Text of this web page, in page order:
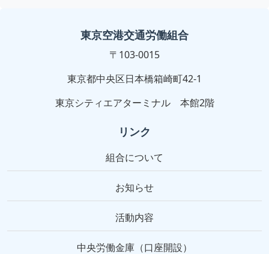
東京空港交通労働組合
〒103-0015
東京都中央区日本橋箱崎町42-1
東京シティエアターミナル 本館2階
リンク
組合について
お知らせ
活動内容
中央労働金庫（口座開設）